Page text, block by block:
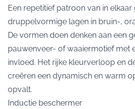
Een repetitief patroon van in elkaar
druppelvormige lagen in bruin-,
De vormen doen denken aan een
pauwenveer- of waaiermotief met
invloed. Het rijke kleurverloop en
creëren een dynamisch en warm
opvalt.
Inductie beschermer